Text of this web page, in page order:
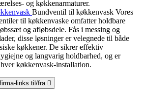
og køkkenarmaturer.
Bundventil til køkkenvask Vores
til køkkenvaske omfatter holdbare
og afløbsdele. Fås i messing og
disse løsninger er velegnede til både
køkkener. De sikrer effektiv
og langvarig holdbarhed, og er
køkkenvask-installation.
links til/fra 